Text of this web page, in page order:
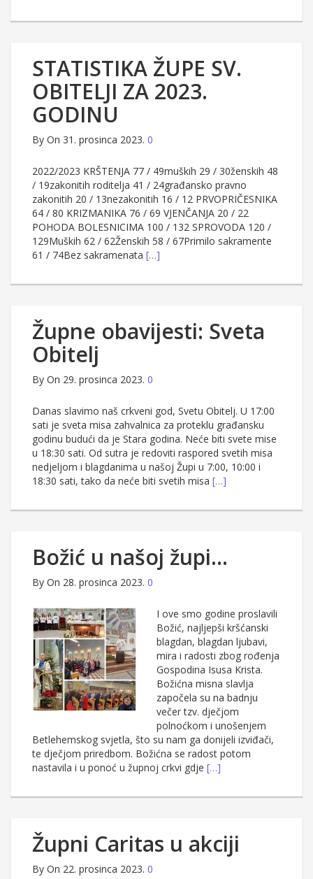
STATISTIKA ŽUPE SV.
OBITELJI ZA 2023.
GODINU
By On 31. prosinca 2023. 0
2022/2023 KRŠTENJA 77 / 49muških 29 / 30ženskih 48
/ 19zakonitih roditelja 41 / 24građansko pravno
zakonitih 20 / 13nezakonitih 16 / 12 PRVOPRIČESNIKA
64 / 80 KRIZMANIKA 76 / 69 VJENČANJA 20 / 22
POHODA BOLESNICIMA 100 / 132 SPROVODA 120 /
129Muških 62 / 62Ženskih 58 / 67Primilo sakramente
61 / 74Bez sakramenata […]
Župne obavijesti: Sveta
Obitelj
By On 29. prosinca 2023. 0
Danas slavimo naš crkveni god, Svetu Obitelj. U 17:00
sati je sveta misa zahvalnica za proteklu građansku
godinu budući da je Stara godina. Neće biti svete mise
u 18:30 sati. Od sutra je redoviti raspored svetih misa
nedjeljom i blagdanima u našoj Župi u 7:00, 10:00 i
18:30 sati, tako da neće biti svetih misa […]
Božić u našoj župi…
By On 28. prosinca 2023. 0
I ove smo godine proslavili
Božić, najljepši kršćanski
blagdan, blagdan ljubavi,
mira i radosti zbog rođenja
Gospodina Isusa Krista.
Božićna misna slavlja
započela su na badnju
večer tzv. dječjom
polnoćkom i unošenjem
Betlehemskog svjetla, što su nam ga donijeli izviđači,
te dječjom priredbom. Božićna se radost potom
nastavila i u ponoć u župnoj crkvi gdje […]
Župni Caritas u akciji
By On 22. prosinca 2023. 0